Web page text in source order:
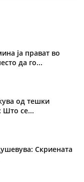
ја прават во
да го...
од тешки
Што се...
Скриената